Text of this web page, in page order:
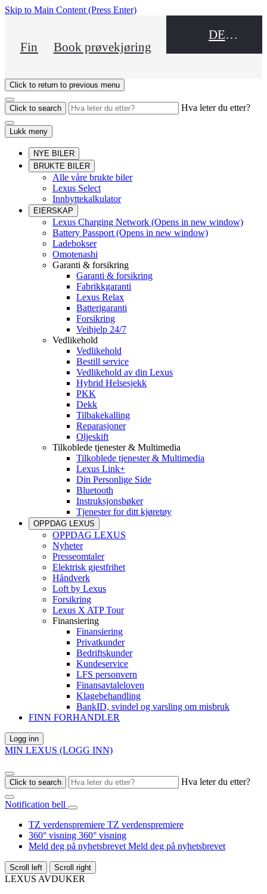
Skip to Main Content (Press Enter)
Finn en forhandler
Book prøvekjøring
DEALER NAME
Click to return to previous menu
Click to search Hva leter du etter?
Lukk meny
NYE BILER
BRUKTE BILER
Alle våre brukte biler
Lexus Select
Innbyttekalkulator
EIERSKAP
Lexus Charging Network (Opens in new window)
Battery Passport (Opens in new window)
Ladebokser
Omotenashi
Garanti & forsikring
Garanti & forsikring
Fabrikkgaranti
Lexus Relax
Batterigaranti
Forsikring
Veihjelp 24/7
Vedlikehold
Vedlikehold
Bestill service
Vedlikehold av din Lexus
Hybrid Helsesjekk
PKK
Dekk
Tilbakekalling
Reparasjoner
Oljeskift
Tilkoblede tjenester & Multimedia
Tilkoblede tjenester & Multimedia
Lexus Link+
Din Personlige Side
Bluetooth
Instruksjonsbøker
Tjenester for ditt kjøretøy
OPPDAG LEXUS
OPPDAG LEXUS
Nyheter
Presseomtaler
Elektrisk gjestfrihet
Håndverk
Loft by Lexus
Forsikring
Lexus X ATP Tour
Finansiering
Finansiering
Privatkunder
Bedriftskunder
Kundeservice
LFS personvern
Finansavtaleloven
Klagebehandling
BankID, svindel og varsling om misbruk
FINN FORHANDLER
Logg inn
MIN LEXUS (LOGG INN)
Click to search Hva leter du etter?
Notification bell
TZ verdenspremiere TZ verdenspremiere
360° visning 360° visning
Meld deg på nyhetsbrevet Meld deg på nyhetsbrevet
Scroll left Scroll right
LEXUS AVDUKER